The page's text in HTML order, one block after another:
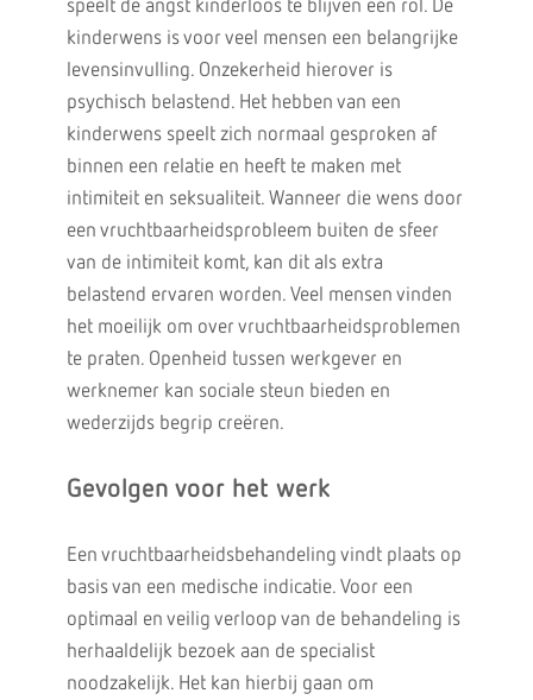
speelt de angst kinderloos te blijven een rol. De
kinderwens is voor veel mensen een belangrijke
levensinvulling. Onzekerheid hierover is
psychisch belastend. Het hebben van een
kinderwens speelt zich normaal gesproken af
binnen een relatie en heeft te maken met
intimiteit en seksualiteit. Wanneer die wens door
een vruchtbaarheidsprobleem buiten de sfeer
van de intimiteit komt, kan dit als extra
belastend ervaren worden. Veel mensen vinden
het moeilijk om over vruchtbaarheidsproblemen
te praten. Openheid tussen werkgever en
werknemer kan sociale steun bieden en
wederzijds begrip creëren.
Gevolgen voor het werk
Een vruchtbaarheidsbehandeling vindt plaats op
basis van een medische indicatie. Voor een
optimaal en veilig verloop van de behandeling is
herhaaldelijk bezoek aan de specialist
noodzakelijk. Het kan hierbij gaan om